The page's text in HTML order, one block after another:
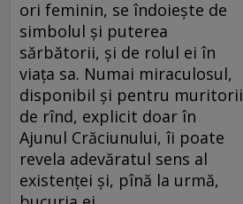
ori feminin, se îndoieşte de
simbolul şi puterea
sărbătorii, şi de rolul ei în
viaţa sa. Numai miraculosul,
disponibil şi pentru muritorii
de rînd, explicit doar în
Ajunul Crăciunului, îi poate
revela adevăratul sens al
existenţei şi, pînă la urmă,